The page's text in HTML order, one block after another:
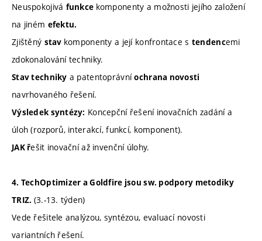
Neuspokojivá funkce komponenty a možnosti jejího založení
na jiném efektu.
Zjištěný stav komponenty a její konfrontace s tendencemi
zdokonalování techniky.
Stav techniky a patentoprávníochrana novosti
navrhovaného řešení.
Výsledek syntézy: Koncepční řešení inovačních zadání a
úloh (rozporů, interakcí, funkcí, komponent).
JAK řešit inovační až invenční úlohy.
4. TechOptimizer a Goldfire jsou sw. podpory metodiky
TRIZ. (3.-13. týden)
Vede řešitele analýzou, syntézou, evaluací novosti
variantních řešení.